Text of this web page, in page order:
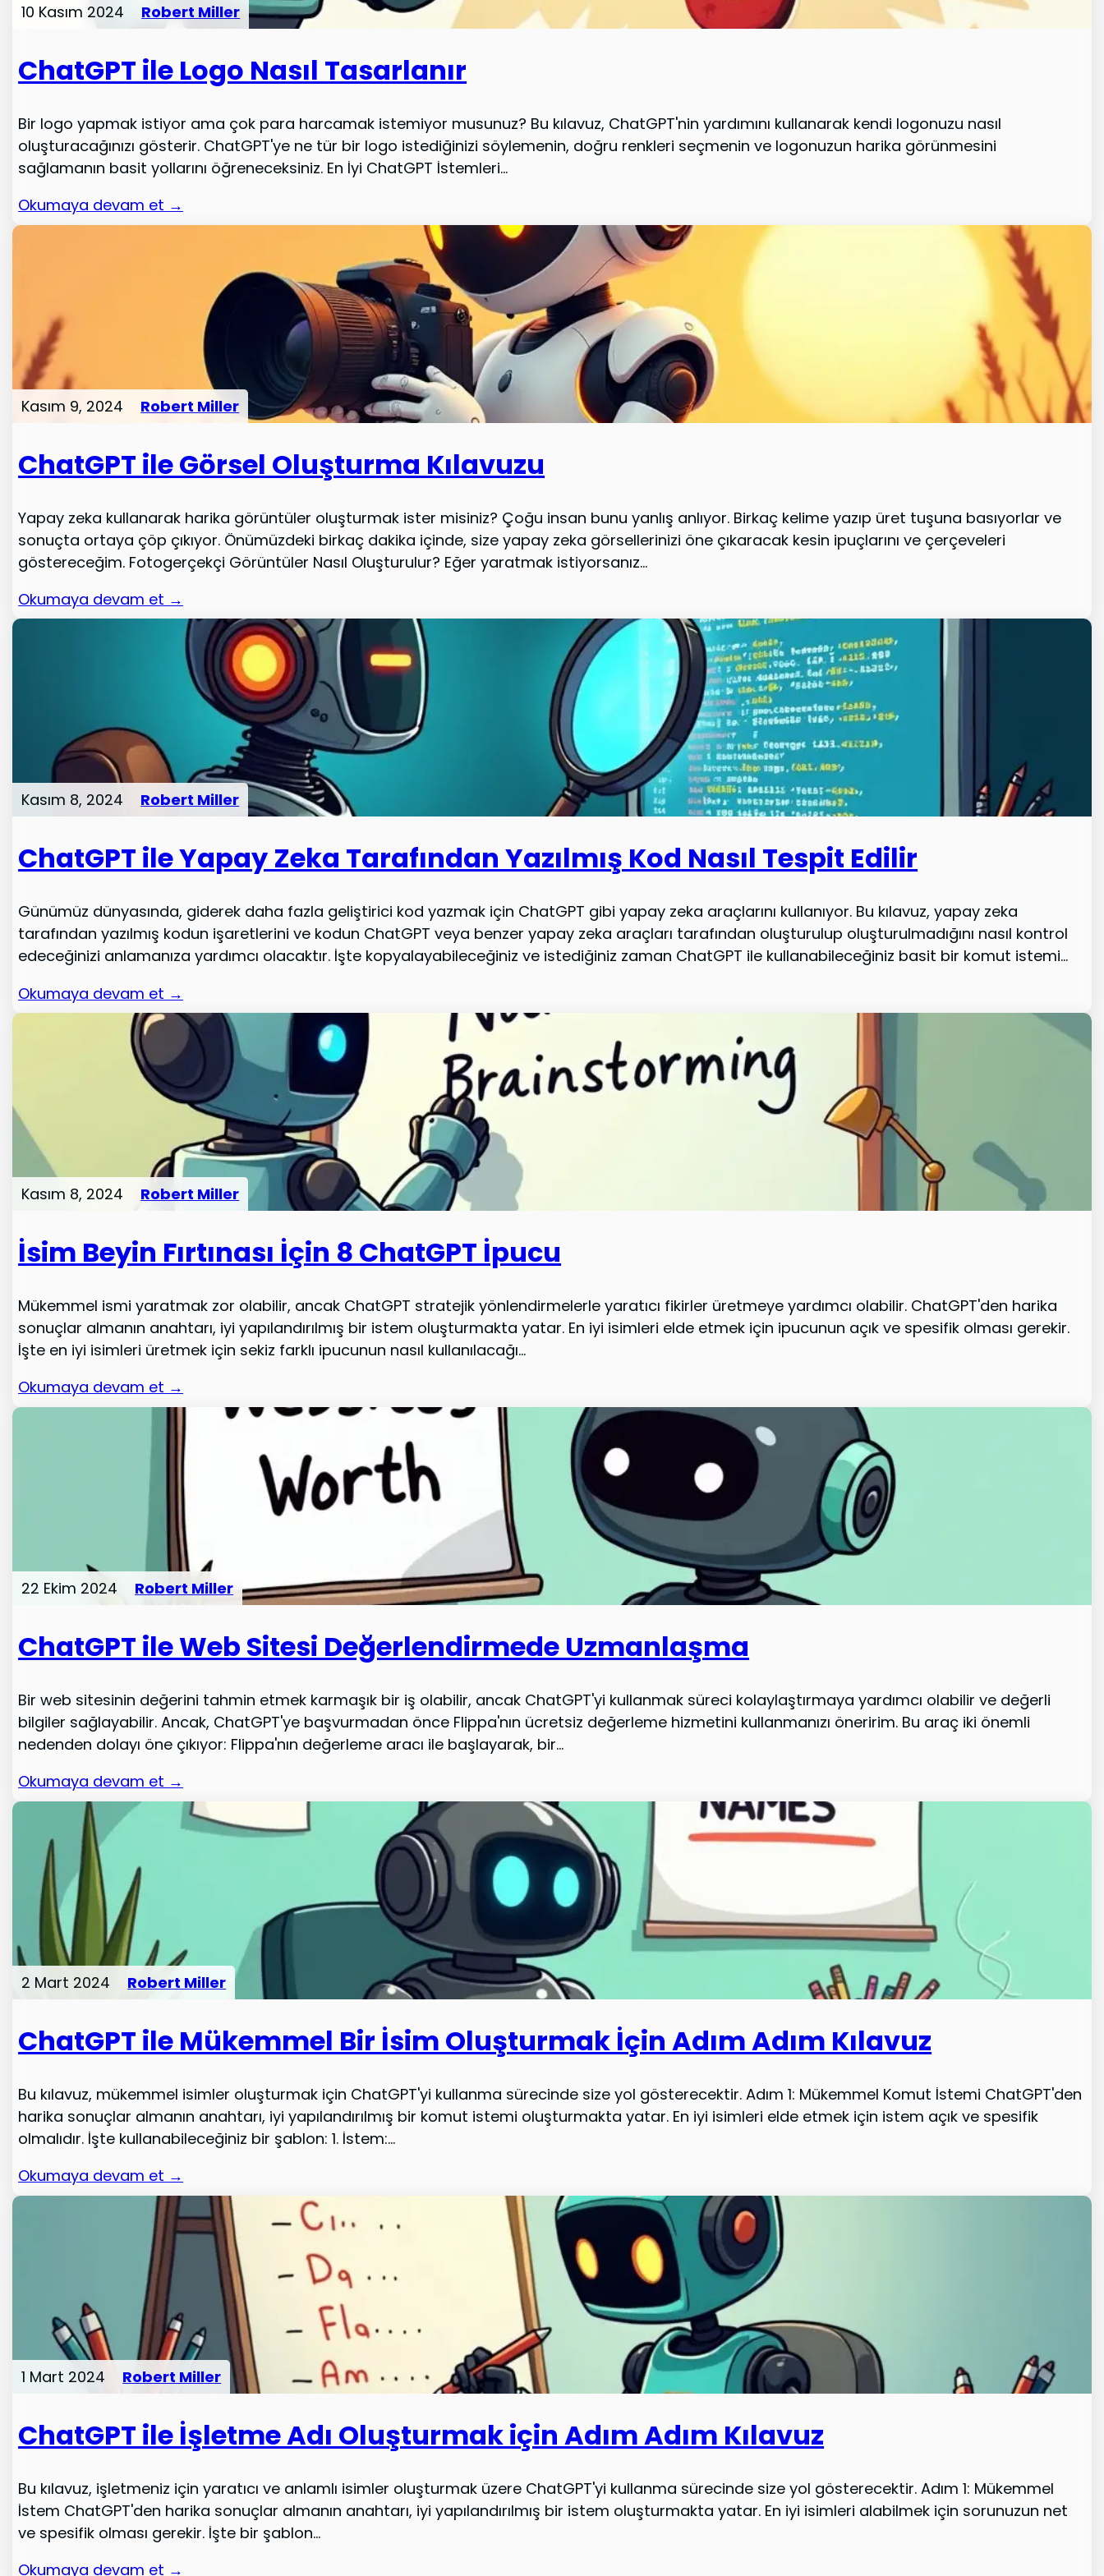
10 Kasım 2024 Robert Miller
ChatGPT ile Logo Nasıl Tasarlanır
Bir logo yapmak istiyor ama çok para harcamak istemiyor musunuz? Bu kılavuz, ChatGPT'nin yardımını kullanarak kendi logonuzu nasıl
oluşturacağınızı gösterir. ChatGPT'ye ne tür bir logo istediğinizi söylemenin, doğru renkleri seçmenin ve logonuzun harika görünmesini
sağlamanın basit yollarını öğreneceksiniz. En İyi ChatGPT İstemleri...
Okumaya devam et →
Kasım 9, 2024 Robert Miller
ChatGPT ile Görsel Oluşturma Kılavuzu
Yapay zeka kullanarak harika görüntüler oluşturmak ister misiniz? Çoğu insan bunu yanlış anlıyor. Birkaç kelime yazıp üret tuşuna basıyorlar ve
sonuçta ortaya çöp çıkıyor. Önümüzdeki birkaç dakika içinde, size yapay zeka görsellerinizi öne çıkaracak kesin ipuçlarını ve çerçeveleri
göstereceğim. Fotogerçekçi Görüntüler Nasıl Oluşturulur? Eğer yaratmak istiyorsanız...
Okumaya devam et →
Kasım 8, 2024 Robert Miller
ChatGPT ile Yapay Zeka Tarafından Yazılmış Kod Nasıl Tespit Edilir
Günümüz dünyasında, giderek daha fazla geliştirici kod yazmak için ChatGPT gibi yapay zeka araçlarını kullanıyor. Bu kılavuz, yapay zeka
tarafından yazılmış kodun işaretlerini ve kodun ChatGPT veya benzer yapay zeka araçları tarafından oluşturulup oluşturulmadığını nasıl kontrol
edeceğinizi anlamanıza yardımcı olacaktır. İşte kopyalayabileceğiniz ve istediğiniz zaman ChatGPT ile kullanabileceğiniz basit bir komut istemi...
Okumaya devam et →
Kasım 8, 2024 Robert Miller
İsim Beyin Fırtınası İçin 8 ChatGPT İpucu
Mükemmel ismi yaratmak zor olabilir, ancak ChatGPT stratejik yönlendirmelerle yaratıcı fikirler üretmeye yardımcı olabilir. ChatGPT'den harika
sonuçlar almanın anahtarı, iyi yapılandırılmış bir istem oluşturmakta yatar. En iyi isimleri elde etmek için ipucunun açık ve spesifik olması gerekir.
İşte en iyi isimleri üretmek için sekiz farklı ipucunun nasıl kullanılacağı...
Okumaya devam et →
22 Ekim 2024 Robert Miller
ChatGPT ile Web Sitesi Değerlendirmede Uzmanlaşma
Bir web sitesinin değerini tahmin etmek karmaşık bir iş olabilir, ancak ChatGPT'yi kullanmak süreci kolaylaştırmaya yardımcı olabilir ve değerli
bilgiler sağlayabilir. Ancak, ChatGPT'ye başvurmadan önce Flippa'nın ücretsiz değerleme hizmetini kullanmanızı öneririm. Bu araç iki önemli
nedenden dolayı öne çıkıyor: Flippa'nın değerleme aracı ile başlayarak, bir...
Okumaya devam et →
2 Mart 2024 Robert Miller
ChatGPT ile Mükemmel Bir İsim Oluşturmak İçin Adım Adım Kılavuz
Bu kılavuz, mükemmel isimler oluşturmak için ChatGPT'yi kullanma sürecinde size yol gösterecektir. Adım 1: Mükemmel Komut İstemi ChatGPT'den
harika sonuçlar almanın anahtarı, iyi yapılandırılmış bir komut istemi oluşturmakta yatar. En iyi isimleri elde etmek için istem açık ve spesifik
olmalıdır. İşte kullanabileceğiniz bir şablon: 1. İstem:...
Okumaya devam et →
1 Mart 2024 Robert Miller
ChatGPT ile İşletme Adı Oluşturmak için Adım Adım Kılavuz
Bu kılavuz, işletmeniz için yaratıcı ve anlamlı isimler oluşturmak üzere ChatGPT'yi kullanma sürecinde size yol gösterecektir. Adım 1: Mükemmel
İstem ChatGPT'den harika sonuçlar almanın anahtarı, iyi yapılandırılmış bir istem oluşturmakta yatar. En iyi isimleri alabilmek için sorunuzun net
ve spesifik olması gerekir. İşte bir şablon...
Okumaya devam et →